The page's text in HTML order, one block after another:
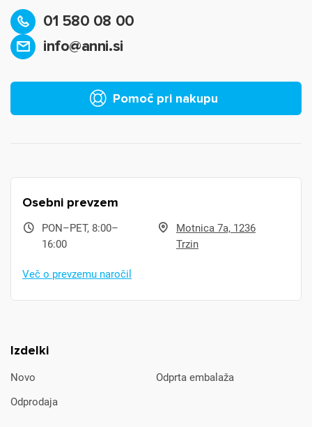
01 580 08 00
info@anni.si
Pomoč pri nakupu
Izdelki
Novo
Odprta embalaža
Odprodaja
Osebni prevzem
PON–PET, 8:00–
16:00
Motnica 7a, 1236
Trzin
Več o prevzemu naročil